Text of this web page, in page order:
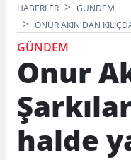
HABERLER
GÜNDEM
ONUR AKIN'DAN
GÜNDEM
Onur
halde